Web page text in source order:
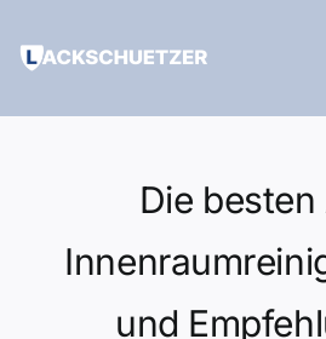
Inhalt
Die
und